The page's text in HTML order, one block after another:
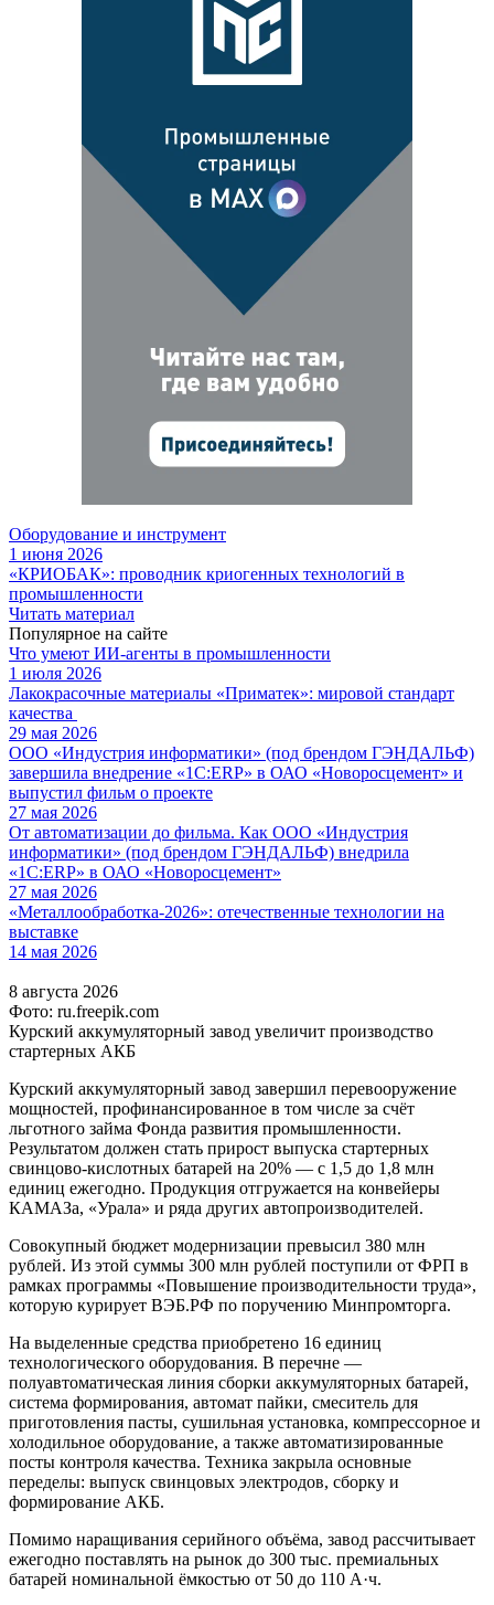
Оборудование и инструмент
1 июня 2026
«КРИОБАК»: проводник криогенных технологий в
промышленности
Читать материал
Популярное на сайте
Что умеют ИИ-агенты в промышленности
1 июля 2026
Лакокрасочные материалы «Приматек»: мировой стандарт
качества
29 мая 2026
ООО «Индустрия информатики» (под брендом ГЭНДАЛЬФ)
завершила внедрение «1С:ERP» в ОАО «Новоросцемент» и
выпустил фильм о проекте
27 мая 2026
От автоматизации до фильма. Как ООО «Индустрия
информатики» (под брендом ГЭНДАЛЬФ) внедрила
«1С:ERP» в ОАО «Новоросцемент»
27 мая 2026
«Металлообработка-2026»: отечественные технологии на
выставке
14 мая 2026
8 августа 2026
Фото: ru.freepik.com
Курский аккумуляторный завод увеличит производство
стартерных АКБ
Курский аккумуляторный завод завершил перевооружение
мощностей, профинансированное в том числе за счёт
льготного займа Фонда развития промышленности.
Результатом должен стать прирост выпуска стартерных
свинцово-кислотных батарей на 20% — с 1,5 до 1,8 млн
единиц ежегодно. Продукция отгружается на конвейеры
КАМАЗа, «Урала» и ряда других автопроизводителей.
Совокупный бюджет модернизации превысил 380 млн
рублей. Из этой суммы 300 млн рублей поступили от ФРП в
рамках программы «Повышение производительности труда»,
которую курирует ВЭБ.РФ по поручению Минпромторга.
На выделенные средства приобретено 16 единиц
технологического оборудования. В перечне —
полуавтоматическая линия сборки аккумуляторных батарей,
система формирования, автомат пайки, смеситель для
приготовления пасты, сушильная установка, компрессорное и
холодильное оборудование, а также автоматизированные
посты контроля качества. Техника закрыла основные
переделы: выпуск свинцовых электродов, сборку и
формирование АКБ.
Помимо наращивания серийного объёма, завод рассчитывает
ежегодно поставлять на рынок до 300 тыс. премиальных
батарей номинальной ёмкостью от 50 до 110 А·ч.